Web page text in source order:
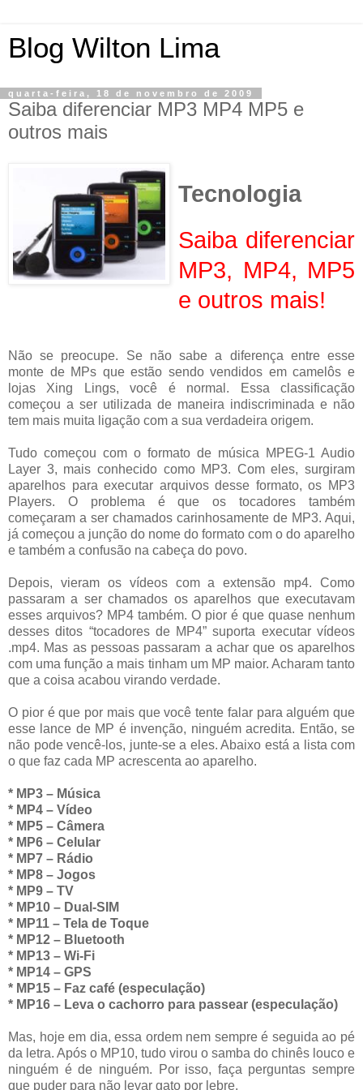
Blog Wilton Lima
quarta-feira, 18 de novembro de 2009
Saiba diferenciar MP3 MP4 MP5 e
outros mais
Tecnologia
Saiba diferenciar
MP3, MP4, MP5
e outros mais!
Não se preocupe. Se não sabe a diferença entre esse
monte de MPs que estão sendo vendidos em camelôs e
lojas Xing Lings, você é normal. Essa classificação
começou a ser utilizada de maneira indiscriminada e não
tem mais muita ligação com a sua verdadeira origem.
Tudo começou com o formato de música MPEG-1 Audio
Layer 3, mais conhecido como MP3. Com eles, surgiram
aparelhos para executar arquivos desse formato, os MP3
Players. O problema é que os tocadores também
começaram a ser chamados carinhosamente de MP3. Aqui,
já começou a junção do nome do formato com o do aparelho
e também a confusão na cabeça do povo.
Depois, vieram os vídeos com a extensão mp4. Como
passaram a ser chamados os aparelhos que executavam
esses arquivos? MP4 também. O pior é que quase nenhum
desses ditos “tocadores de MP4” suporta executar vídeos
.mp4. Mas as pessoas passaram a achar que os aparelhos
com uma função a mais tinham um MP maior. Acharam tanto
que a coisa acabou virando verdade.
O pior é que por mais que você tente falar para alguém que
esse lance de MP é invenção, ninguém acredita. Então, se
não pode vencê-los, junte-se a eles. Abaixo está a lista com
o que faz cada MP acrescenta ao aparelho.
* MP3 – Música
* MP4 – Vídeo
* MP5 – Câmera
* MP6 – Celular
* MP7 – Rádio
* MP8 – Jogos
* MP9 – TV
* MP10 – Dual-SIM
* MP11 – Tela de Toque
* MP12 – Bluetooth
* MP13 – Wi-Fi
* MP14 – GPS
* MP15 – Faz café (especulação)
* MP16 – Leva o cachorro para passear (especulação)
Mas, hoje em dia, essa ordem nem sempre é seguida ao pé
da letra. Após o MP10, tudo virou o samba do chinês louco e
ninguém é de ninguém. Por isso, faça perguntas sempre
que puder para não levar gato por lebre.